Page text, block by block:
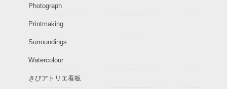
Photograph
Printmaking
Surroundings
Watercolour
きびアトリエ看板